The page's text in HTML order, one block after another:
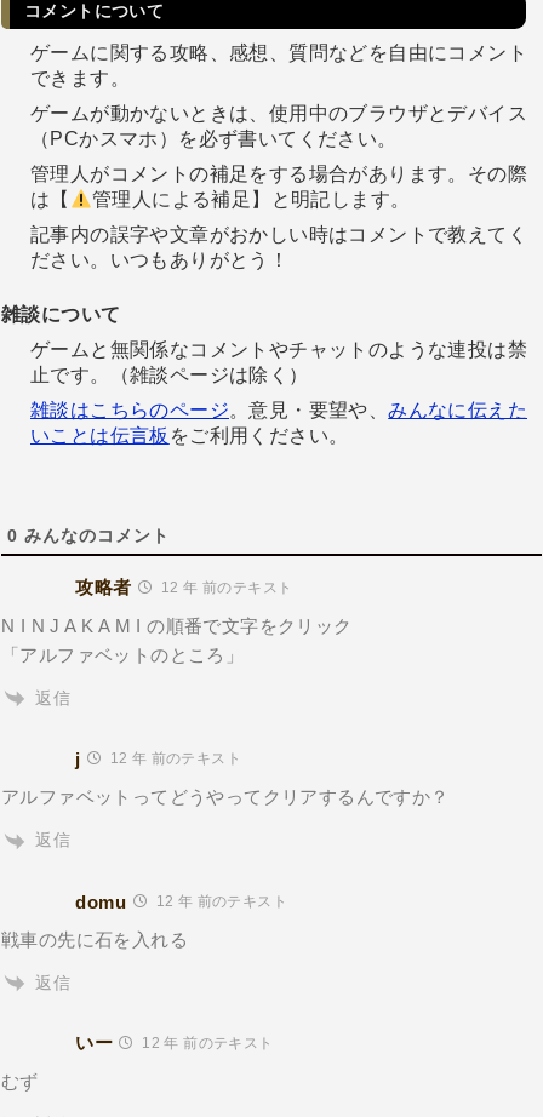
コメントについて
ゲームに関する攻略、感想、質問などを自由にコメント
できます。
ゲームが動かないときは、使用中のブラウザとデバイス
（PCかスマホ）を必ず書いてください。
管理人がコメントの補足をする場合があります。その際
は【
管理人による補足】と明記します。
記事内の誤字や文章がおかしい時はコメントで教えてく
ださい。いつもありがとう！
雑談について
ゲームと無関係なコメントやチャットのような連投は禁
止です。（雑談ページは除く）
雑談はこちらのページ。意見・要望や、みんなに伝えた
いことは伝言板 をご利用ください。
0 みんなのコメント
攻略者 12 年 前のテキスト
N I N J A K A M I の順番で文字をクリック
「アルファベットのところ」
返信
j 12 年 前のテキスト
アルファベットってどうやってクリアするんですか？
返信
domu 12 年 前のテキスト
戦車の先に石を入れる
返信
いー 12 年 前のテキスト
むず